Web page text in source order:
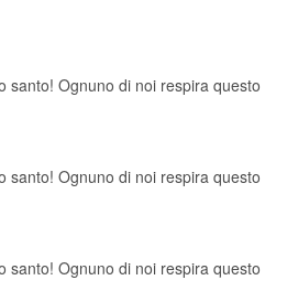
santo! Ognuno di noi respira questo
santo! Ognuno di noi respira questo
santo! Ognuno di noi respira questo